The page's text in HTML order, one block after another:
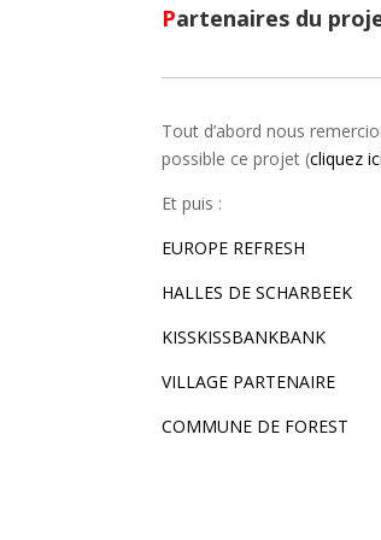
Partenaires du
Tout d’abord nous
possible ce projet (cliquez
Et puis :
EUROPE REFRESH
HALLES DE SCHARBEEK
KISSKISSBANKBANK
VILLAGE PARTENAIRE
COMMUNE DE FOREST